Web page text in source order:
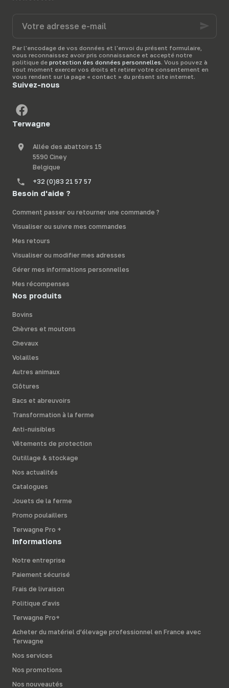
pour
adresse
mail
Par l'encodage de vos données et l'envoi du présent formulaire,
vous reconnaissez avoir pris connaissance et accepté notre
politique de protection des données personnelles. Vous pouvez à
tout moment exercer vos droits et retirer votre consentement en
vous rendant sur la page « contact » du présent site internet.
Suivez-nous
Terwagne
Allée des abattoirs 15
5590 Ciney
Belgique
+32 (0)83 21 57 57
Besoin d'aide ?
Comment passer ou retourner une commande ?
Visualiser ou suivre mes commandes
Mes retours
Visualiser ou modifier mes adresses
Gérer mes informations personnelles
Mes récompenses
Nos produits
Bovins
Chèvres et moutons
Chevaux
Volailles
Autres animaux
Clôtures
Bacs et abreuvoirs
Transformation à la ferme
Anti-nuisibles
Vêtements de protection
Outillage & stockage
Nos actualités
Catalogues
Jouets de la ferme
Promo poulaillers
Terwagne Pro +
Informations
Notre entreprise
Paiement sécurisé
Frais de livraison
Politique d'avis
Terwagne Pro+
Acheter du matériel d’élevage professionnel en France avec
Terwagne
Nos services
Nos promotions
Nos nouveautés